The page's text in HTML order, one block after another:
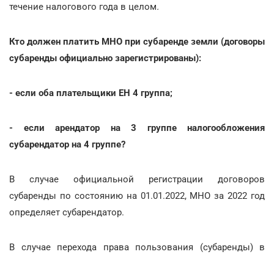
течение налогового года в целом.
Кто должен платить МНО при субаренде земли (договоры
субаренды официально зарегистрированы):
- если оба плательщики ЕН 4 группа;
- если арендатор на 3 группе налогообложения
субарендатор на 4 группе?
В случае официальной регистрации договоров
субаренды по состоянию на 01.01.2022, МНО за 2022 год
определяет субарендатор.
В случае перехода права пользования (субаренды) в